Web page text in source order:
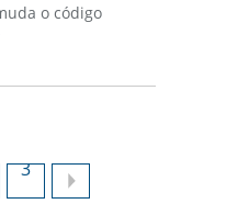
o código
3